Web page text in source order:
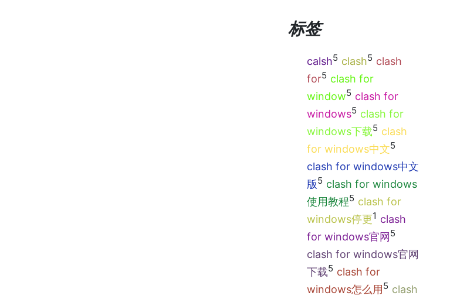
标签
calsh5 clash5 clash
for5 clash for
window5 clash for
windows5 clash for
windows下载5 clash
for windows中文5
clash for windows中文
版5 clash for windows
使用教程5 clash for
windows停更1 clash
for windows官网 5
clash for windows官网
下载5 clash for
windows怎么用 5 clash